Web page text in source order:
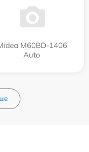
M60BD-1406
Auto